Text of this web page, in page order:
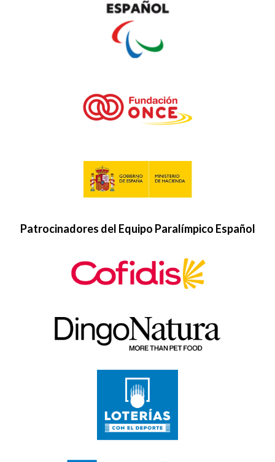
Patrocinadores del Equipo Paralímpico Español